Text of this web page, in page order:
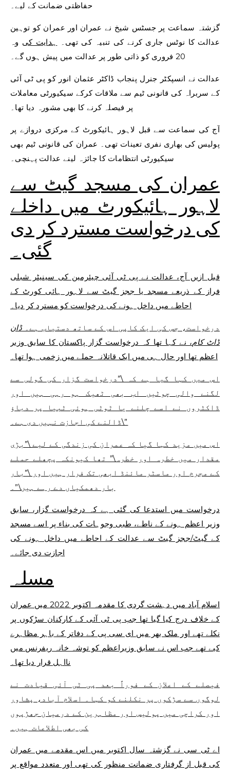
حفاظتی ضمانت کے لیے۔
گزشتہ سماعت پر جسٹس شیخ نے عمران اور عمران کو توہین
عدالت کا نوٹس جاری کرنے کی تنبیہ کی تھی۔
ہدایت کی وہ
20 فروری کو ذاتی طور پر عدالت میں پیش ہوں گے۔
عدالت نے انسپکٹر جنرل پنجاب ڈاکٹر عثمان انور کو پی ٹی آئی
کے سربراہ کی قانونی ٹیم سے ملاقات کرکے سیکیورٹی معاملات
پر فیصلہ کرنے کا بھی مشورہ دیا تھا۔
آج کی سماعت سے قبل لاہور ہائیکورٹ کے مرکزی دروازے پر
پولیس کی بھاری نفری تعینات تھی۔ عمران کی قانونی ٹیم بھی
سیکیورٹی انتظامات کا جائزہ لینے عدالت پہنچی۔
عمران کی مسجد گیٹ سے
لاہور ہائیکورٹ میں داخلے
کی درخواست مسترد کر دی
گئی۔
قبل ازیں آج، عدالت نے پی ٹی آئی چیئرمین کی سینیٹر شبلی
فراز کے ذریعے مسجد یا ججز گیٹ سے لاہور ہائی کورٹ کے
احاطے میں داخل ہونے کی درخواست کو مسترد کر دیا۔
درخواست، جس کی ایک کاپی اس کے ساتھ دستیاب ہے۔ڈان
ڈاٹ کام، نے کہا تھا کہ درخواست گزار پاکستان کا سابق وزیر
اعظم تھا اور حال ہی میں ایک قاتلانہ حملے میں زخمی ہوا تھا۔
اس میں کہا گیا ہے کہ \”درخواست گزار کی گولی سے
لگنے والی چوٹیں اب بھی ٹھیک ہو رہی ہیں اور
ڈاکٹروں نے اسے چلنے یا ٹوٹی ہوئی ٹبیا پر دباؤ
ڈالنے کی اجازت نہیں دی ہے۔\”
اس میں مزید کہا گیا کہ عمران کی زندگی کے لیے \”بڑی
مقدار میں خطرہ اور خطرہ\” تھا کیونکہ پچھلے حملے
کے مجرم اور ماسٹر مائنڈ ابھی تک فرار ہیں اور \”بار
بار دھمکیاں دے رہے ہیں\”۔
درخواست میں استدعا کی گئی ہے کہ درخواست گزار، سابق
وزیر اعظم ہونے کے ناطے، طبی وجوہات کی بناء پر اسے مسجد
کے گیٹ/ججز گیٹ سے عدالت کے احاطے میں داخل ہونے کی
اجازت دی جائے۔
مسلہ
اسلام آباد میں دہشت گردی کا مقدمہ اکتوبر 2022 میں عمران
کے خلاف درج کیا گیا تھا جب پی ٹی آئی کے کارکنان سڑکوں پر
نکلے تھے اور ملک بھر میں ای سی پی کے دفاتر کے باہر مظاہرے
کیے تھے جب اس نے سابق وزیراعظم کو توشہ خانہ ریفرنس میں
نااہل قرار دیا تھا۔
فیصلے کے اعلان کے فوراً بعد پی ٹی آئی قیادت نے
لوگوں سے سڑکوں پر نکلنے کو کہا۔ اسلام آباد، پشاور
اور کراچی میں پولیس اور مظاہرین کے درمیان جھڑپوں
کی بھی اطلاعات ہیں۔
اے ٹی سی نے گزشتہ سال اکتوبر میں اس مقدمے میں عمران
کی قبل از گرفتاری ضمانت منظور کی تھی اور متعدد مواقع پر